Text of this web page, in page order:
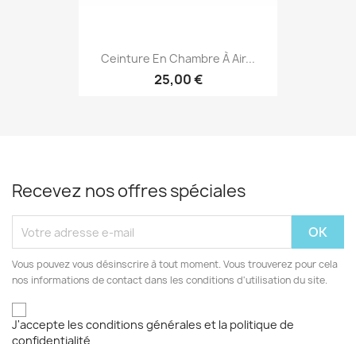
Ceinture En Chambre À Air...
25,00 €
Recevez nos offres spéciales
Vous pouvez vous désinscrire à tout moment. Vous trouverez pour cela
nos informations de contact dans les conditions d'utilisation du site.
J'accepte les conditions générales et la politique de
confidentialité